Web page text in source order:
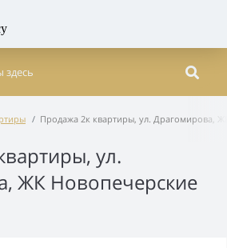
Продажа 2к квартиры, ул. Драгомирова,
ул.
ЖК Новопечерские